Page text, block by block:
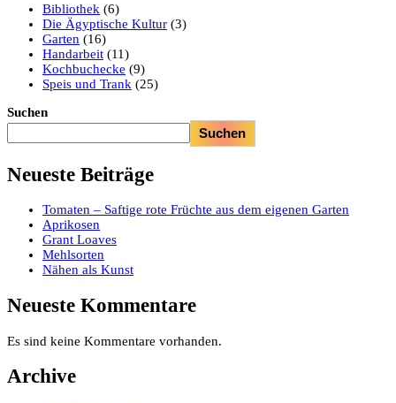
Bibliothek (6)
Die Ägyptische Kultur (3)
Garten (16)
Handarbeit (11)
Kochbuchecke (9)
Speis und Trank (25)
Suchen
Suchen
Neueste Beiträge
Tomaten – Saftige rote Früchte aus dem eigenen Garten
Aprikosen
Grant Loaves
Mehlsorten
Nähen als Kunst
Neueste Kommentare
Es sind keine Kommentare vorhanden.
Archive